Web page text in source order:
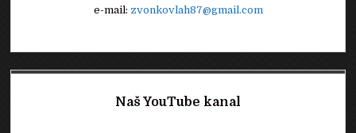
e-mail: zvonkovlah87@gmail.com
Naš YouTube kanal